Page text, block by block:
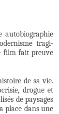
autobiographie
tragi-
film fait preuve
de sa vie.
drogue et
de paysages
place dans une